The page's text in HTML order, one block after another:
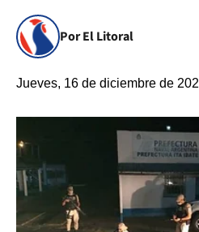
Por El Litoral
Jueves, 16 de diciembre de